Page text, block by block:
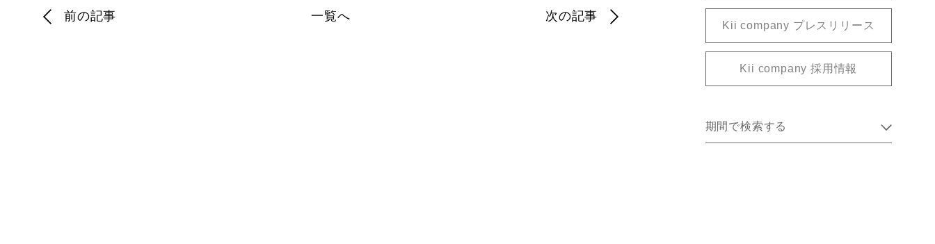
前の記事 一覧へ 次の記事
Kii company プレスリリース
Kii company 採用情報
期間で検索する